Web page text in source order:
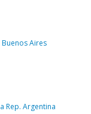
Aires
Rep. Argentina